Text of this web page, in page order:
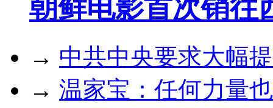
朝鲜电影首次销往
→ 中共中央要求大幅
→ 温家宝：任何力量